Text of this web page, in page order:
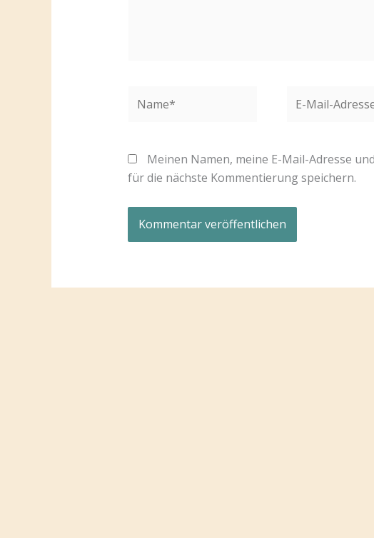
Mail-
Meinen Namen, meine E-Mail-Adresse
für die nächste Kommentierung speichern.